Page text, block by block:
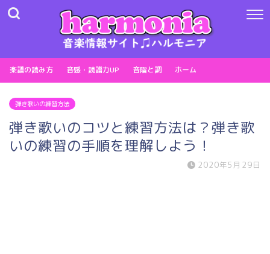
楽譜の読み方 音感・読譜力UP 音階と調 ホーム
弾き歌いの練習方法
弾き歌いのコツと練習方法は？弾き歌
いの練習の手順を理解しよう！
2020年5月29日